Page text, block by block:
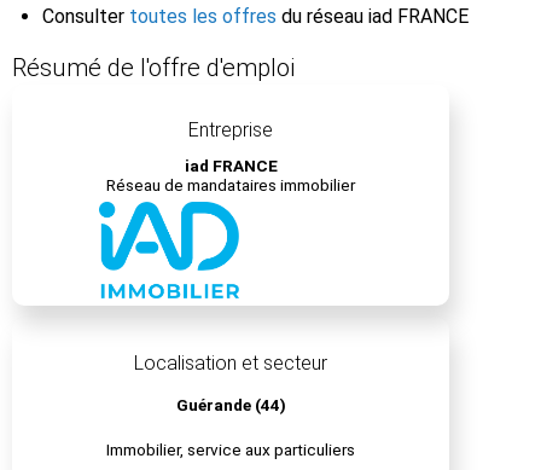
Consulter toutes les offres du réseau iad FRANCE
Résumé de l'offre d'emploi
Entreprise
iad FRANCE
Réseau de mandataires immobilier
Localisation et secteur
Guérande (44)
Immobilier, service aux particuliers